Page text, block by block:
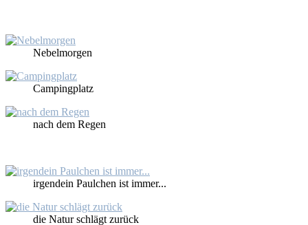
Ne­bel­mor­gen
Cam­ping­platz
nach dem Re­gen
ir­gend­ein Paul­chen ist im­mer...
die Na­tur schlägt zu­rück